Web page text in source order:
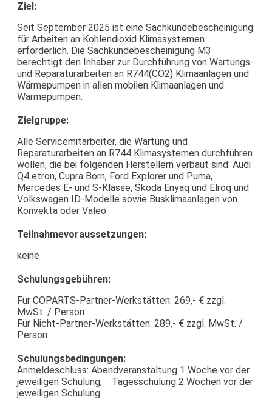
Ziel:
Seit September 2025 ist eine Sachkundebescheinigung
für Arbeiten an Kohlendioxid Klimasystemen
erforderlich. Die Sachkundebescheinigung M3
berechtigt den Inhaber zur Durchführung von Wartungs-
und Reparaturarbeiten an R744(CO2) Klimaanlagen und
Wärmepumpen in allen mobilen Klimaanlagen und
Wärmepumpen.
Zielgruppe:
Alle Servicemitarbeiter, die Wartung und
Reparaturarbeiten an R744 Klimasystemen durchführen
wollen, die bei folgenden Herstellern verbaut sind: Audi
Q4 etron, Cupra Born, Ford Explorer und Puma,
Mercedes E- und S-Klasse, Skoda Enyaq und Elroq und
Volkswagen ID-Modelle sowie Busklimaanlagen von
Konvekta oder Valeo.
Teilnahmevoraussetzungen:
keine
Schulungsgebühren:
Für COPARTS-Partner-Werkstätten: 269,- € zzgl.
MwSt. / Person
Für Nicht-Partner-Werkstätten: 289,- € zzgl. MwSt. /
Person
Schulungsbedingungen:
Anmeldeschluss: Abendveranstaltung 1 Woche vor der
jeweiligen Schulung, Tagesschulung 2 Wochen vor der
jeweiligen Schulung.